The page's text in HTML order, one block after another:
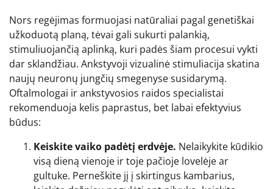
Nors regėjimas formuojasi natūraliai pagal genetiškai
užkoduotą planą, tėvai gali sukurti palankią,
stimuliuojančią aplinką, kuri padės šiam procesui vykti
dar sklandžiau. Ankstyvoji vizualinė stimuliacija skatina
naujų neuronų jungčių smegenyse susidarymą.
Oftalmologai ir ankstyvosios raidos specialistai
rekomenduoja kelis paprastus, bet labai efektyvius
būdus:
Keiskite vaiko padėtį erdvėje. Nelaikykite kūdikio
visą dieną vienoje ir toje pačioje lovelėje ar
gultuke. Perneškite jį į skirtingus kambarius,